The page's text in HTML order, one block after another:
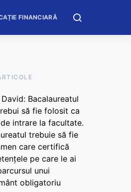
FINANCIARĂ
Bacalaureatul
să fie folosit ca
intrare la facultate.
trebuie să fie
care certifică
pe care le ai
unui
obligatoriu